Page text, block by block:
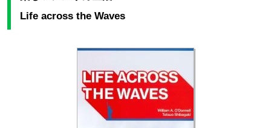
Life across the Waves